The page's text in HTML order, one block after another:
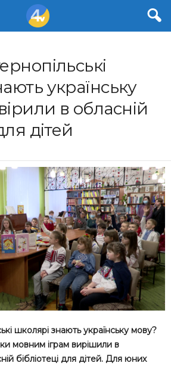
українську
в обласній
дітей
школярі знають українську мову?
мовним іграм вирішили в
бібліотеці для дітей. Для юних